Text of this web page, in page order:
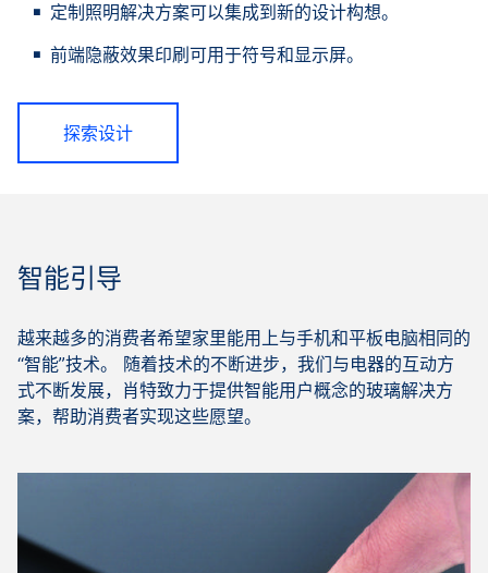
定制照明解决方案可以集成到新的设计构想。
前端隐蔽效果印刷可用于符号和显示屏。
探索设计
智能引导
越来越多的消费者希望家里能用上与手机和平板电脑相同的
“智能”技术。 随着技术的不断进步，我们与电器的互动方
式不断发展，肖特致力于提供智能用户概念的玻璃解决方
案，帮助消费者实现这些愿望。